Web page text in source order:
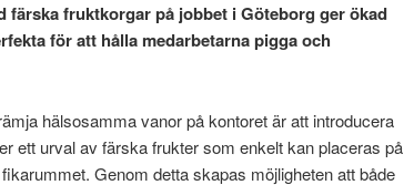
färska fruktkorgar på jobbet i Göteborg ger ökad
för att hålla medarbetarna pigga och
hälsosamma vanor på kontoret är att introducera
ett urval av färska frukter som enkelt kan placeras på
Genom detta skapas möjligheten att både